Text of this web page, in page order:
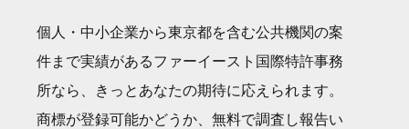
個人・中小企業から東京都を含む公共機関の案
件まで実績があるファーイースト国際特許事務
所なら、きっとあなたの期待に応えられます。
商標が登録可能かどうか、無料で調査し報告い